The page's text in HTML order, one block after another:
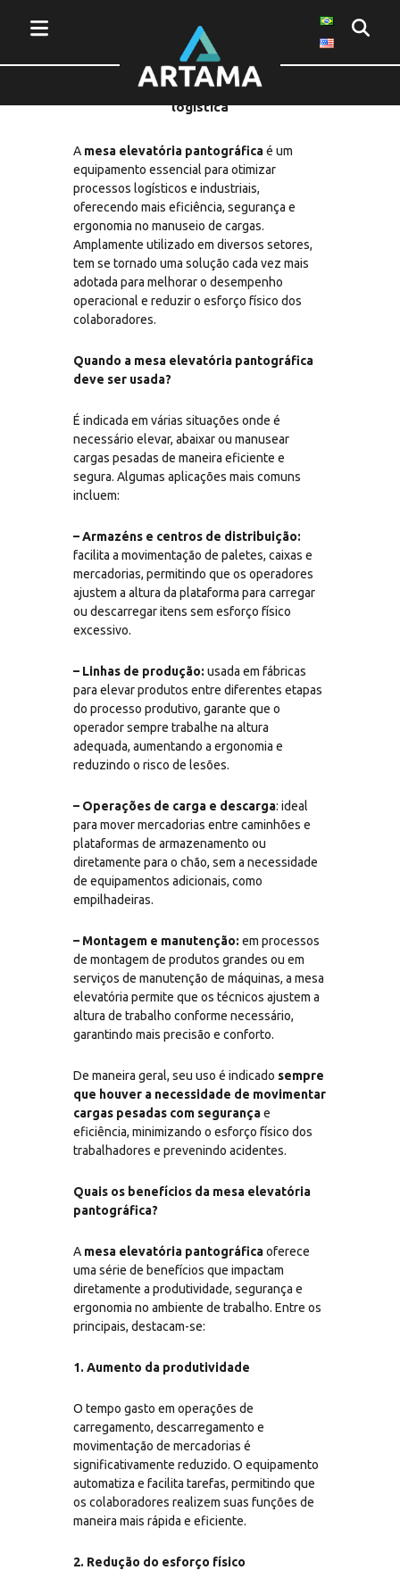
Mesa elevatória pantográfica: Mais
logística
A mesa elevatória pantográficaé um
equipamento essencial para otimizar
processos logísticos e industriais,
oferecendo mais eficiência, segurança e
ergonomia no manuseio de cargas.
Amplamente utilizado em diversos setores,
tem se tornado uma solução cada vez mais
adotada para melhorar o desempenho
operacional e reduzir o esforço físico dos
colaboradores.
Quando a mesa elevatória pantográfica
deve ser usada?
É indicada em várias situações onde é
necessário elevar, abaixar ou manusear
cargas pesadas de maneira eficiente e
segura. Algumas aplicações mais comuns
incluem:
– Armazéns e centros de distribuição:
facilita a movimentação de paletes, caixas e
mercadorias, permitindo que os operadores
ajustem a altura da plataforma para carregar
ou descarregar itens sem esforço físico
excessivo.
– Linhas de produção: usada em fábricas
para elevar produtos entre diferentes etapas
do processo produtivo, garante que o
operador sempre trabalhe na altura
adequada, aumentando a ergonomia e
reduzindo o risco de lesões.
– Operações de carga e descarga: ideal
para mover mercadorias entre caminhões e
plataformas de armazenamento ou
diretamente para o chão, sem a necessidade
de equipamentos adicionais, como
empilhadeiras.
– Montagem e manutenção: em processos
de montagem de produtos grandes ou em
serviços de manutenção de máquinas, a mesa
elevatória permite que os técnicos ajustem a
altura de trabalho conforme necessário,
garantindo mais precisão e conforto.
De maneira geral, seu uso é indicado sempre
que houver a necessidade de movimentar
cargas pesadas com segurançae
eficiência, minimizando o esforço físico dos
trabalhadores e prevenindo acidentes.
Quais os benefícios da mesa elevatória
pantográfica?
A mesa elevatória pantográficaoferece
uma série de benefícios que impactam
diretamente a produtividade, segurança e
ergonomia no ambiente de trabalho. Entre os
principais, destacam-se:
1. Aumento da produtividade
O tempo gasto em operações de
carregamento, descarregamento e
movimentação de mercadorias é
significativamente reduzido. O equipamento
automatiza e facilita tarefas, permitindo que
os colaboradores realizem suas funções de
maneira mais rápida e eficiente.
2. Redução do esforço físico